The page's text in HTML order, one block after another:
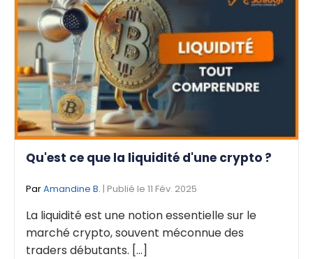
Qu'est ce que la liquidité d'une crypto ?
ParAmandine B. | Publié le 11 Fév. 2025
La liquidité est une notion essentielle sur le
marché crypto, souvent méconnue des
traders débutants. [...]